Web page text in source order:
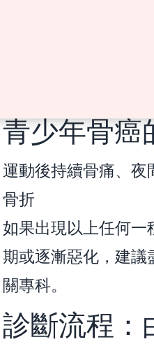
青少年骨癌
運動後持續骨痛、夜
骨折
如果出現以上任何一
期或逐漸惡化，建議
關專科。
診斷流程：